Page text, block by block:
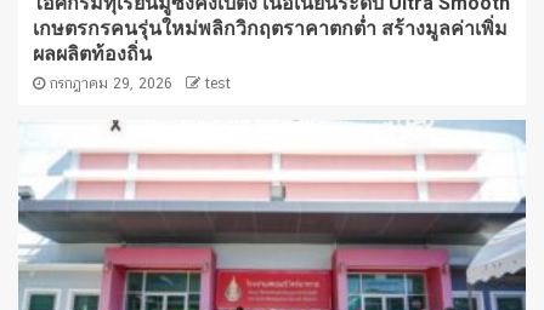
เกษตรกรคนรุ่นใหม่พลิกวิกฤตราคาตกต่ำ สร้างมูลค่าเพิ่ม
ผลผลิตท้องถิ่น
กรกฎาคม 29, 2026 test